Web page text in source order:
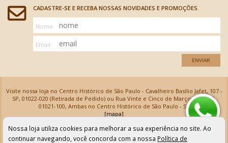
CADASTRE-SE E RECEBA NOSSAS NOVIDADES E PROMOÇÕES.
Nome
Email
ENVIAR
Visite nossa loja no Centro Histórico de São Paulo - Cavalheiro Basílio Jafet, 107 -
SP, 01022-020 (Retirada de Pedido) ou Rua Vinte e Cinco de Março, 576 - SP,
01021-100, Ambas no Centro Histórico de São Paulo - SP
[mapa]
Armarinhos Santa Cecília Ltda | CNPJ: 61.069.639/0001-18
Os preços e as condições de pagamento apresentadas na loja virtual não valem para nossa loja física e
podem sofrer alterações sem aviso prévio. Vendas com cartão de crédito sujeitas a análise e
Nossa loja utiliza cookies para melhorar a sua experiência no site. Ao
continuar navegando, você concorda com a nossa Política de